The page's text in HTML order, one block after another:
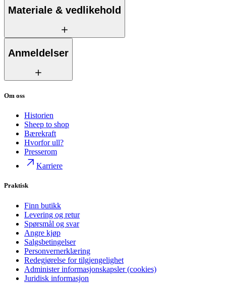
Materiale & vedlikehold
Anmeldelser
Om oss
Historien
Sheep to shop
Bærekraft
Hvorfor ull?
Presserom
Karriere
Praktisk
Finn butikk
Levering og retur
Spørsmål og svar
Angre kjøp
Salgsbetingelser
Personvernerklæring
Redegjørelse for tilgjengelighet
Administer informasjonskapsler (cookies)
Juridisk informasjon